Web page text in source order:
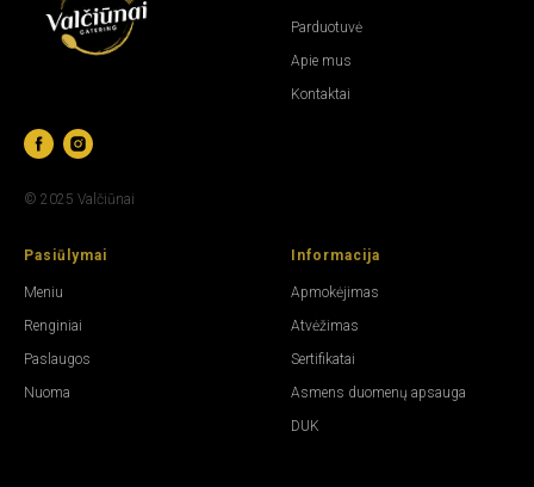
© 2025 Valčiūnai
Parduotuvė
Apie mus
Kontaktai
Pasiūlymai
Meniu
Renginiai
Paslaugos
Nuoma
Informacija
Apmokėjimas
Atvėžimas
Sertifikatai
Asmens duomenų apsauga
DUK